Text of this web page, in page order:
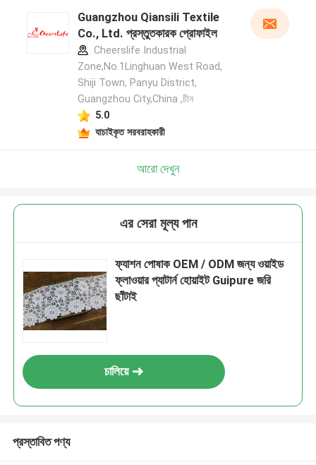
Guangzhou Qiansili Textile
Co., Ltd. প্রস্তুতকারক প্রোফাইল
Cheerslife Industrial
Zone,No.1Linghuan West Road,
Shiji Town, Panyu District,
Guangzhou City,China ,চীন
5.0
যাচাইকৃত সরবরাহকারী
আরো দেখুন
এর সেরা মূল্য পান
ফ্যাশন পোষাক OEM / ODM জন্য ওয়াইড
ফ্লাওয়ার প্যাটার্ন হোয়াইট Guipure জরি
ছাঁটাই
চালিয়ে
প্রস্তাবিত পণ্য